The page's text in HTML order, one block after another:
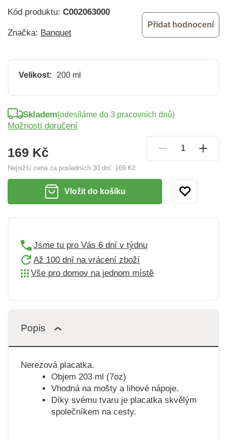
Kód produktu: C002063000
Značka: Banquet
Přidat hodnocení
Velikost: 200 ml
169 Kč
Nejnižší cena za posledních 30 dní: 169 Kč
Skladem(odesíláme do 3 pracovních dnů)
Možnosti doručení
Vložit do košíku
Jsme tu pro Vás 6 dní v týdnu
Až 100 dní na vrácení zboží
Vše pro domov na jednom místě
Popis
Nerezová placatka.
Objem 203 ml (7oz)
Vhodná na mošty a lihové nápoje.
Díky svému tvaru je placatka skvělým
společníkem na cesty.